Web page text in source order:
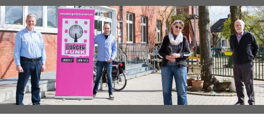
Zum
Inhalt
springen